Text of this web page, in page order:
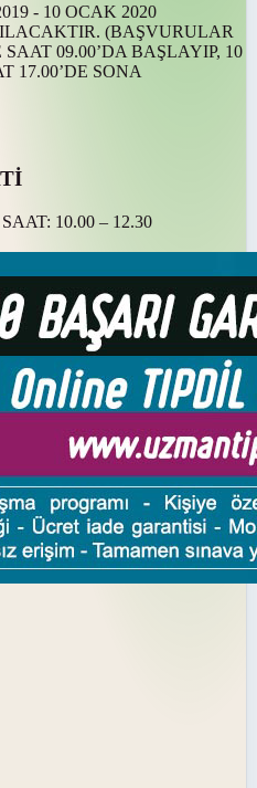
- 10 OCAK 2020
(BAŞVURULAR
09.00’DA BAŞLAYIP, 10
17.00’DE SONA
10.00 – 12.30